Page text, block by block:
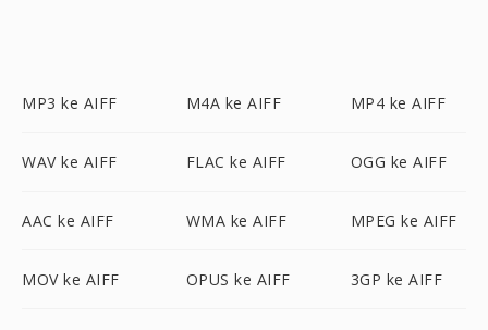
MP3 ke AIFF M4A ke AIFF MP4 ke AIFF
WAV ke AIFF FLAC ke AIFF OGG ke AIFF
AAC ke AIFF WMA ke AIFF MPEG ke AIFF
MOV ke AIFF OPUS ke AIFF 3GP ke AIFF